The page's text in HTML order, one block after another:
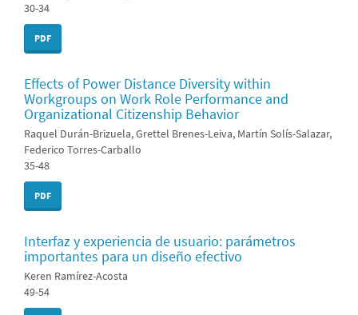
30-34
PDF
Effects of Power Distance Diversity within
Workgroups on Work Role Performance and
Organizational Citizenship Behavior
Raquel Durán-Brizuela, Grettel Brenes-Leiva, Martín Solís-Salazar,
Federico Torres-Carballo
35-48
PDF
Interfaz y experiencia de usuario: parámetros
importantes para un diseño efectivo
Keren Ramírez-Acosta
49-54